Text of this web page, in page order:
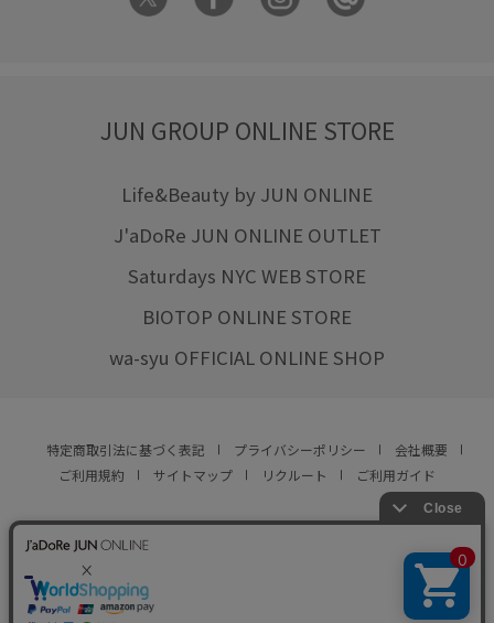
JUN GROUP ONLINE STORE
Life&Beauty by JUN ONLINE
J'aDoRe JUN ONLINE OUTLET
Saturdays NYC WEB STORE
BIOTOP ONLINE STORE
wa-syu OFFICIAL ONLINE SHOP
特定商取引法に基づく表記 プライバシーポリシー
会社概要
ご利用規約
サイトマップ リクルート ご利用ガイド
© JUN CO.,LTD. ALL RIGHTS RESERVED.